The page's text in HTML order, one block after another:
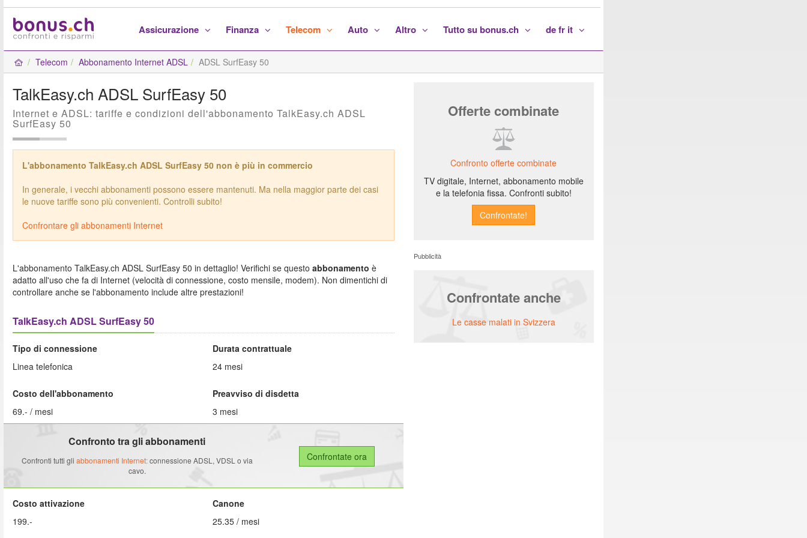
Assicurazione Finanza Telecom Auto Altro Tutto su bonus.ch de fr it
Telecom Abbonamento Internet ADSL ADSL SurfEasy 50
TalkEasy.ch ADSL SurfEasy 50
Internet e ADSL: tariffe e condizioni dell'abbonamento TalkEasy.ch ADSL
SurfEasy 50
L'abbonamento TalkEasy.ch ADSL SurfEasy 50 non è più in commercio
In generale, i vecchi abbonamenti possono essere mantenuti. Ma nella maggior parte dei casi
le nuove tariffe sono più convenienti. Controlli subito!
Confrontare gli abbonamenti Internet
L'abbonamento TalkEasy.ch ADSL SurfEasy 50 in dettaglio! Verifichi se questo abbonamento è
adatto all'uso che fa di Internet (velocità di connessione, costo mensile, modem). Non dimentichi di
controllare anche se l'abbonamento include altre prestazioni!
TalkEasy.ch ADSL SurfEasy 50
Tipo di connessione
Linea telefonica
Durata contrattuale
24 mesi
Costo dell'abbonamento
69.- / mesi
Preavviso di disdetta
3 mesi
Confronto tra gli abbonamenti
Confronti tutti gli abbonamenti Internet:connessione ADSL, VDSL o via
cavo.
Costo attivazione
199.-
Canone
25.35 / mesi
Offerte combinate
Confronto offerte combinate
TV digitale, Internet, abbonamento mobile
e la telefonia fissa. Confronti subito!
Pubblicità
Confrontate anche
Le casse malati in Svizzera